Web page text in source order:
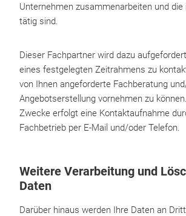
Unternehmen zusammenarbeiten und die
tätig sind.
Dieser Fachpartner wird dazu
eines festgelegten Zeitrahmens zu
von Ihnen angeforderte Fachberatung
Angebotserstellung vornehmen zu
Zwecke erfolgt eine Kontaktaufnahme
Fachbetrieb per E-Mail und/oder Telefon.
Weitere Verarbeitung und
Daten
Darüber hinaus werden Ihre Daten an